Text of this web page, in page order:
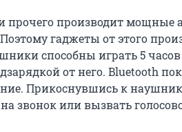
прочего производит мощные
гаджеты от этого
способны играть 5 часов
от него. Bluetooth
Прикоснувшись к
звонок или вызвать